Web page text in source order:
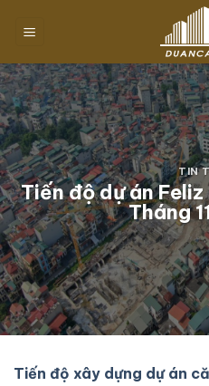
đến
dung
TIN
Tiến độ dự án
Tháng
Tiến độ xây dựng dự án